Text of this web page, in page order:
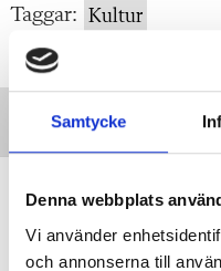
Samtycke
Denna webbplats
Vi använder
och annonserna till
Taggar: Kultur
Minnesord:
MINNESORD Ebbe